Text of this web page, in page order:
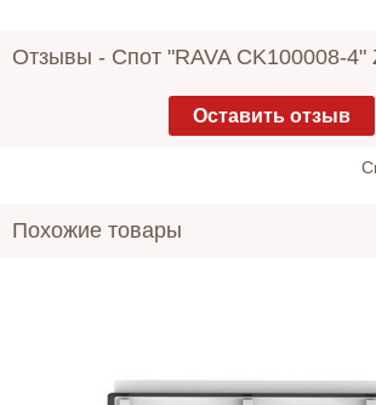
Отзывы - Спот "RAVA CK100008-4"
Оставить отзыв
Похожие товары